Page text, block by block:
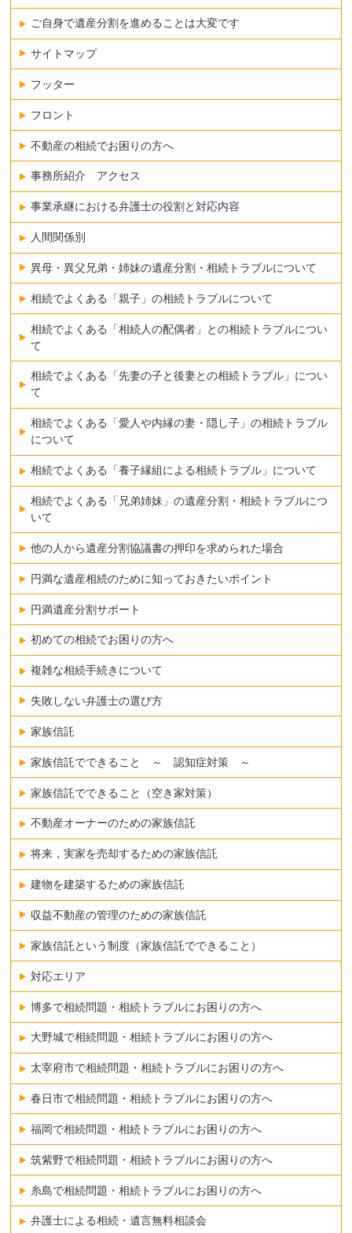
ご自身で遺産分割を進めることは大変です
サイトマップ
フッター
フロント
不動産の相続でお困りの方へ
事務所紹介 アクセス
事業承継における弁護士の役割と対応内容
人間関係別
異母・異父兄弟・姉妹の遺産分割・相続トラブルについて
相続でよくある「親子」の相続トラブルについて
相続でよくある「相続人の配偶者」との相続トラブルについ
て
相続でよくある「先妻の子と後妻との相続トラブル」につい
て
相続でよくある「愛人や内縁の妻・隠し子」の相続トラブル
について
相続でよくある「養子縁組による相続トラブル」について
相続でよくある「兄弟姉妹」の遺産分割・相続トラブルにつ
いて
他の人から遺産分割協議書の押印を求められた場合
円満な遺産相続のために知っておきたいポイント
円満遺産分割サポート
初めての相続でお困りの方へ
複雑な相続手続きについて
失敗しない弁護士の選び方
家族信託
家族信託でできること ～ 認知症対策 ～
家族信託でできること（空き家対策）
不動産オーナーのための家族信託
将来，実家を売却するための家族信託
建物を建築するための家族信託
収益不動産の管理のための家族信託
家族信託という制度（家族信託でできること）
対応エリア
博多で相続問題・相続トラブルにお困りの方へ
大野城で相続問題・相続トラブルにお困りの方へ
太宰府市で相続問題・相続トラブルにお困りの方へ
春日市で相続問題・相続トラブルにお困りの方へ
福岡で相続問題・相続トラブルにお困りの方へ
筑紫野で相続問題・相続トラブルにお困りの方へ
糸島で相続問題・相続トラブルにお困りの方へ
弁護士による相続・遺言無料相談会